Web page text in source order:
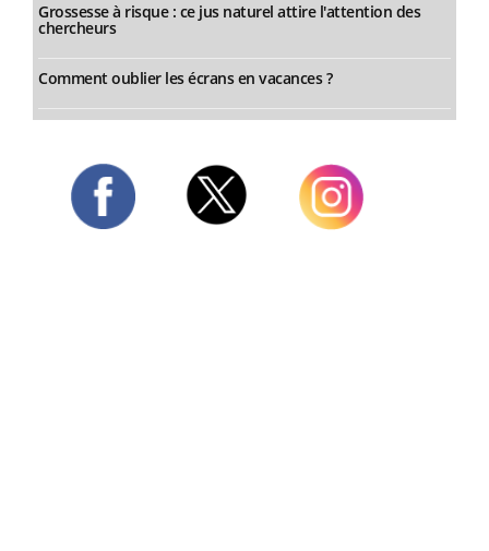
Grossesse à risque : ce jus naturel attire l'attention des
chercheurs
Comment oublier les écrans en vacances ?